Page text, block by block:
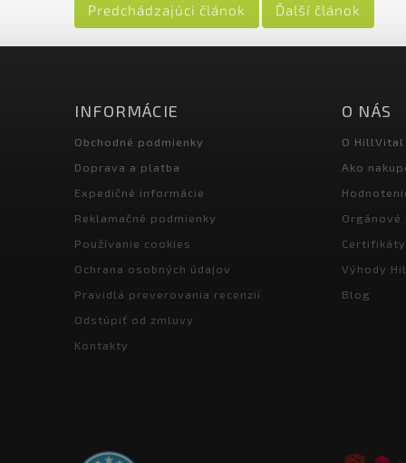
Predchádzajúci článok Ďalší článok
INFORMÁCIE
Obchodné podmienky
Doprava a platba
Expedičné informácie
Reklamačné podmienky
Používanie cookies
Ochrana osobných údajov
Pravidlá preverovania recenzií
Odstúpiť od zmluvy
Kontakty
O NÁS
O HillVital
Ako
Orgánové
Certifikáty
Výhody
Blog